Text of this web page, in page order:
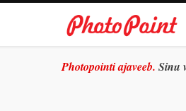
Photopointi ajaveeb. Sinu